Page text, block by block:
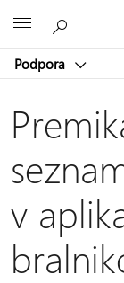
Podpora
v